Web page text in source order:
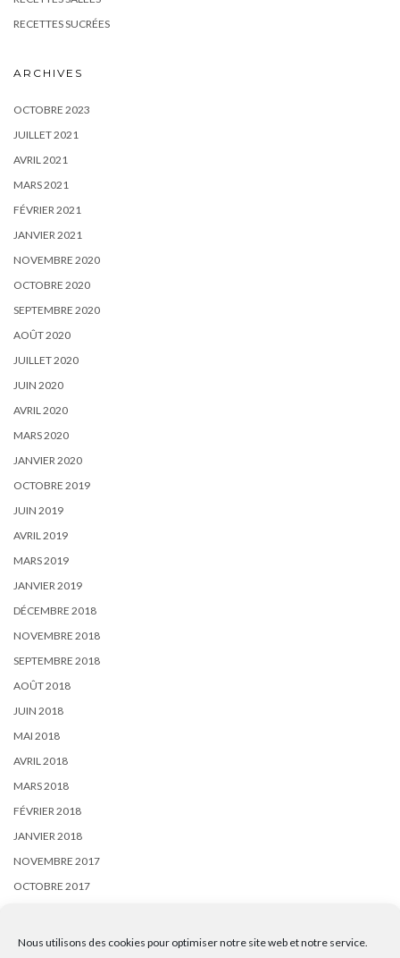
Nous utilisons des cookies pour optimiser notre site web et notre service.
RECETTES SUCRÉES
ARCHIVES
OCTOBRE 2023
JUILLET 2021
AVRIL 2021
MARS 2021
FÉVRIER 2021
JANVIER 2021
NOVEMBRE 2020
OCTOBRE 2020
SEPTEMBRE 2020
AOÛT 2020
JUILLET 2020
JUIN 2020
AVRIL 2020
MARS 2020
JANVIER 2020
OCTOBRE 2019
JUIN 2019
AVRIL 2019
MARS 2019
JANVIER 2019
DÉCEMBRE 2018
NOVEMBRE 2018
SEPTEMBRE 2018
AOÛT 2018
JUIN 2018
MAI 2018
AVRIL 2018
MARS 2018
FÉVRIER 2018
JANVIER 2018
NOVEMBRE 2017
OCTOBRE 2017
AOÛT 2017